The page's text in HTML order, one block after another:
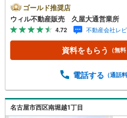
時まで”毎日”営業しています
業時間外でのご内覧もご対応
も気になる物件がある方へ/不
有されているので、名古屋市
もご内覧が可能です！ 【ウ
所】◎地下鉄東山線「栄」駅
ズスペースあり◎営業時間
軽にご連絡下さい！現地を見
を見学する（無料）」ボタン
ただけますとスムーズにご案
ゴールド推奨店
ウィル不動産販売 久屋大通営業所
4.72 不動産会社レ
資料をもらう （無料
電話する （通話
名古屋市西区南堀越1丁目